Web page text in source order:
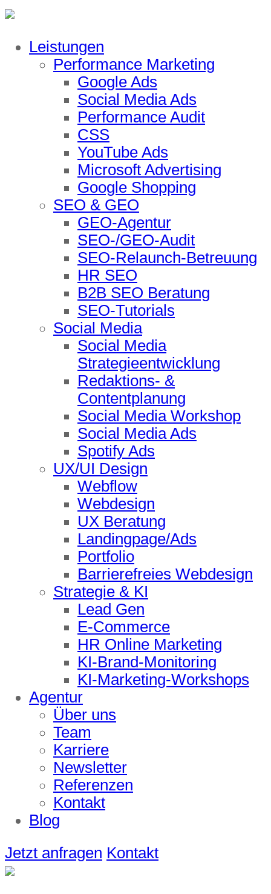
Leistungen
Performance Marketing
Google Ads
Social Media Ads
Performance Audit
CSS
YouTube Ads
Microsoft Advertising
Google Shopping
SEO & GEO
GEO-Agentur
SEO-/GEO-Audit
SEO-Relaunch-Betreuung
HR SEO
B2B SEO Beratung
SEO-Tutorials
Social Media
Social Media
Strategieentwicklung
Redaktions- &
Contentplanung
Social Media Workshop
Social Media Ads
Spotify Ads
UX/UI Design
Webflow
Webdesign
UX Beratung
Landingpage/Ads
Portfolio
Barrierefreies Webdesign
Strategie & KI
Lead Gen
E-Commerce
HR Online Marketing
KI-Brand-Monitoring
KI-Marketing-Workshops
Agentur
Über uns
Team
Karriere
Newsletter
Referenzen
Kontakt
Blog
Jetzt anfragen Kontakt